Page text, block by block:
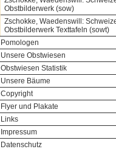
Obstbilderwerk (sow)
Zschokke, Waedenswill:
Obstbilderwerk Texttafeln (sowt)
Pomologen
Unsere Obstwiesen
Obstwiesen Statistik
Unsere Bäume
Copyright
Flyer und Plakate
Links
Impressum
Datenschutz